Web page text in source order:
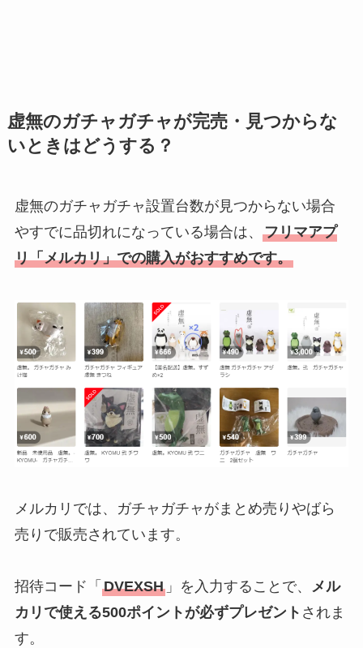
虚無のガチャガチャが完売・見つからな
いときはどうする？
虚無のガチャガチャ設置台数が見つからない場合
やすでに品切れになっている場合は、 フリマアプ
リ「メルカリ」での購入がおすすめです。
メルカリでは、ガチャガチャがまとめ売りやばら
売りで販売されています。
招待コード「 DVEXSH」を入力することで、 メル
カリで使える500ポイントが必ずプレゼント されま
す。